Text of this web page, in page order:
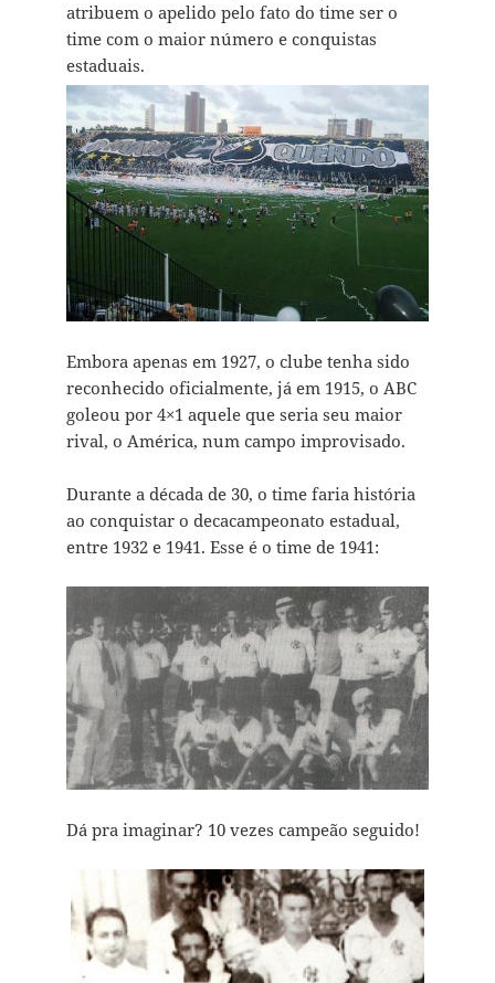
atribuem o apelido pelo fato do time ser o
time com o maior número e conquistas
estaduais.
Embora apenas em 1927, o clube tenha sido
reconhecido oficialmente, já em 1915, o ABC
goleou por 4×1 aquele que seria seu maior
rival, o América, num campo improvisado.
Durante a década de 30, o time faria história
ao conquistar o decacampeonato estadual,
entre 1932 e 1941. Esse é o time de 1941:
Dá pra imaginar? 10 vezes campeão seguido!